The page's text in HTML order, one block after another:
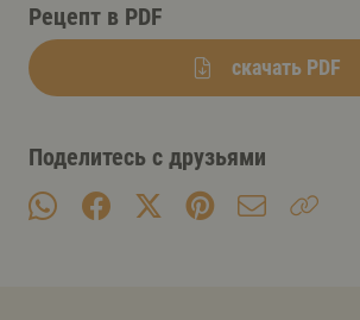
Рецепт в PDF
скачать PDF
Поделитесь с друзьями